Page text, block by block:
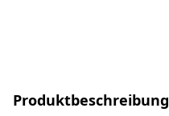
Produktbeschreibung